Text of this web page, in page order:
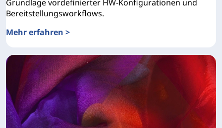
Grundlage vordefinierter HW-Konfigurationen und
Bereitstellungsworkflows.
Mehr erfahren >